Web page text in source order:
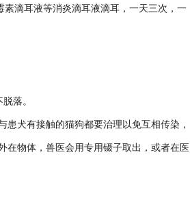
滴耳液等消炎滴耳液滴耳，一天三次，一
落。
犬有接触的猫狗都要治理以免互相传染，
在物体，兽医会用专用镊子取出，或者在医